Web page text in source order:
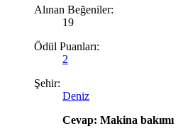
Alınan Beğeniler:
19
Ödül Puanları:
2
Şehir:
Deniz
Cevap: Makina bakımı